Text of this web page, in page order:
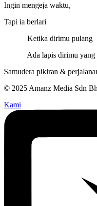
Ingin mengeja waktu,
Tapi ia berlari
Ketika dirimu pulang
Ada lapis dirimu yang
Samudera pikiran &
© 2025 Amanz Media Sdn
Kami